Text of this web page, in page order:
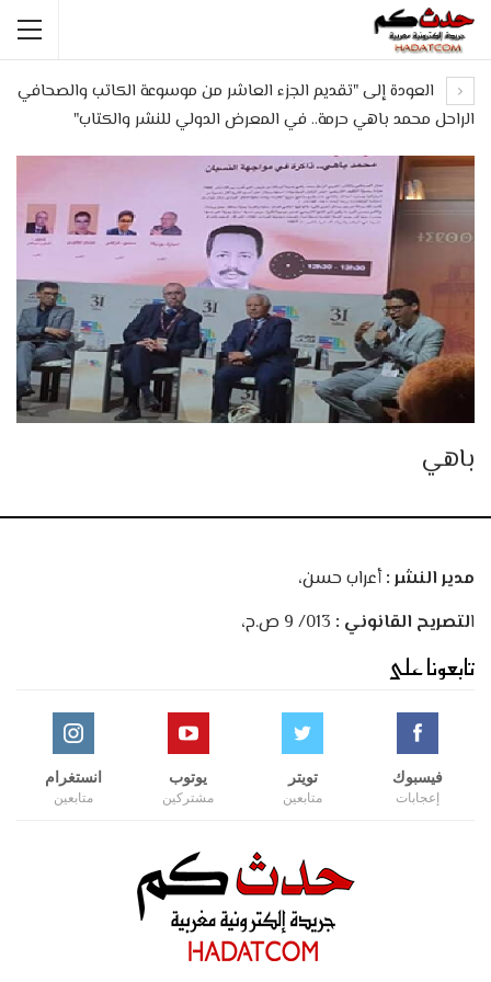
العودة إلى "تقديم الجزء العاشر من موسوعة الكاتب والصحافي
الراحل محمد باهي حرمة.. في المعرض الدولي للنشر والكتاب"
باهي
مدير النشر :أعراب حسن،
التصريح القانوني :
تابعونا على
فيسبوك
إعجابات
تويتر
متابعين
يوتوب
مشتركين
انستغرام
متابعين